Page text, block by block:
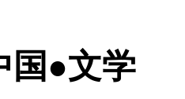
国●文学